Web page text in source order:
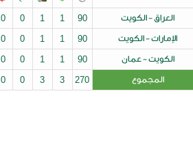
العراق - الكويت 90
1
1
0
0
الإمارات - الكويت 90
1
1
0
0
الكويت - عمان 90
1
1
0
0
المجموع 270
3
3
0
0